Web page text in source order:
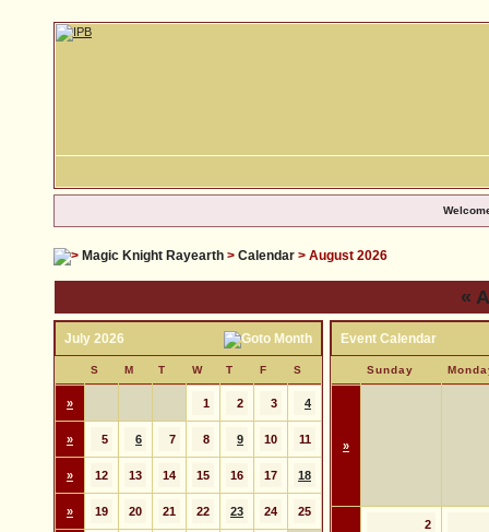
Magic Knight Rayearth > Calendar > August 2026
«
July 2026
S M T W T F S
» 1 2 3 4
» 5 6 7 8 9 10 11
» 12 13 14 15 16 17 18
» 19 20 21 22 23 24 25
Event Calendar
Sunday
»
2